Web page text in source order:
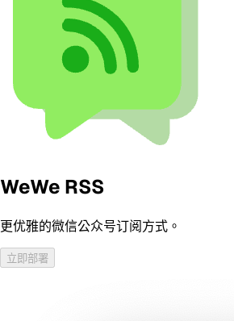
WeWe RSS
更优雅的微信公众号订阅方式。
立即部署